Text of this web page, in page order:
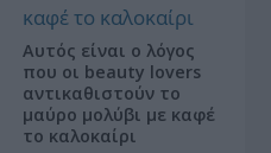
Αυτός είναι ο λόγος
που οι beauty lovers
αντικαθιστούν το
μαύρο μολύβι με καφέ
το καλοκαίρι